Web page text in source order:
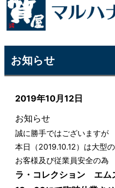
お知らせ
2019年10月12日
お知らせ
誠に勝手ではございますが
本日（2019.10.12）は大型
お客様及び従業員安全の為
ラ・コレクション エ